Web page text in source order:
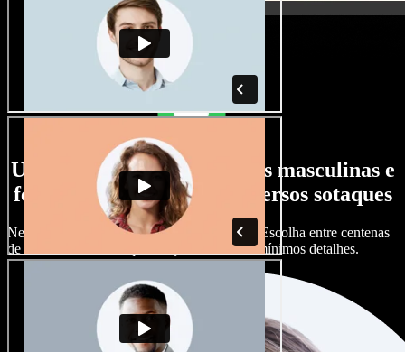
Uma ampla seleção de vozes masculinas e
femininas, com os mais diversos sotaques
Nenhum projeto precisa soar igual ao outro. Escolha entre centenas
de vozes de IA e sotaques e ajuste tudo nos mínimos detalhes.